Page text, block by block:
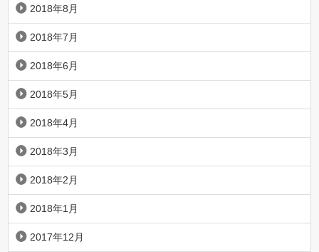
2018年8月
2018年7月
2018年6月
2018年5月
2018年4月
2018年3月
2018年2月
2018年1月
2017年12月